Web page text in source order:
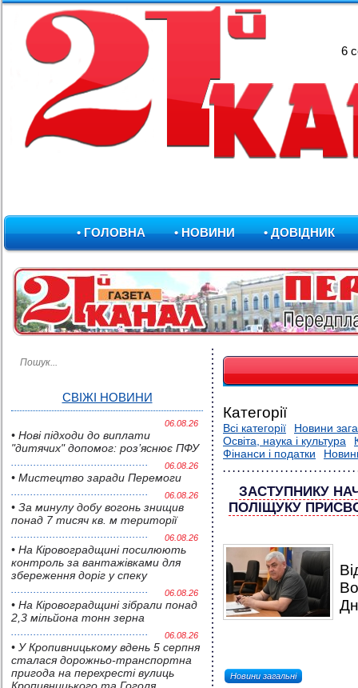
6
• ГОЛОВНА • НОВИНИ • ДОВІДНИК
СВІЖІ НОВИНИ
06.08.26
• Нові підходи до виплати
"дитячих" допомог: роз’яснює ПФУ
06.08.26
• Мистецтво заради Перемоги
06.08.26
• За минулу добу вогонь знищив
понад 7 тисяч кв. м території
06.08.26
• На Кіровоградщині посилюють
контроль за вантажівками для
збереження доріг у спеку
06.08.26
• На Кіровоградщині зібрали понад
2,3 мільйона тонн зерна
06.08.26
• У Кропивницькому вдень 5 серпня
сталася дорожньо-транспортна
пригода на перехресті вулиць
Категорії
Всі категорії
Новини
Освіта, наука і культура
Фінанси і податки
ЗАСТУПНИКУ
ПОЛІЩУКУ
Новини загальні